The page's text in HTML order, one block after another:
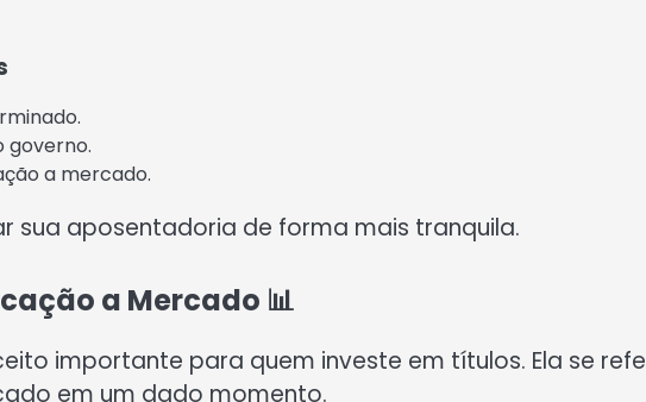
governo.
a mercado.
sua aposentadoria de forma mais tranquila.
a Mercado 📊
importante para quem investe em títulos. Ela se
em um dado momento.